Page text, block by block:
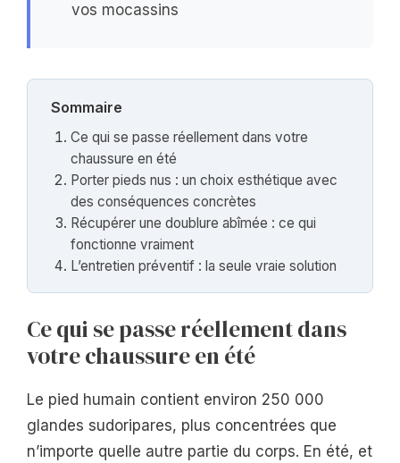
vos mocassins
Sommaire
Ce qui se passe réellement dans votre
chaussure en été
Porter pieds nus : un choix esthétique avec
des conséquences concrètes
Récupérer une doublure abîmée : ce qui
fonctionne vraiment
L’entretien préventif : la seule vraie solution
Ce qui se passe réellement dans
votre chaussure en été
Le pied humain contient environ 250 000
glandes sudoripares, plus concentrées que
n’importe quelle autre partie du corps. En été, et